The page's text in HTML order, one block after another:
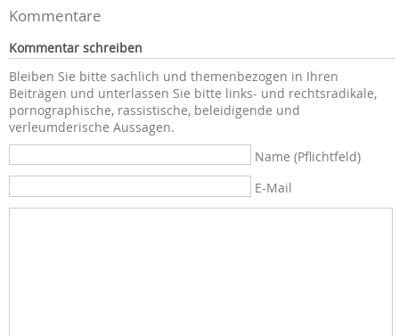
Kommentare
Kommentar schreiben
Bleiben Sie bitte sachlich und themenbezogen in Ihren
Beiträgen und unterlassen Sie bitte links- und rechtsradikale,
pornographische, rassistische, beleidigende und
verleumderische Aussagen.
Name (Pflichtfeld)
E-Mail